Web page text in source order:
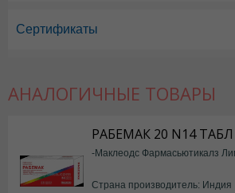
Сертификаты
АНАЛОГИЧНЫЕ ТОВАРЫ
РАБЕМАК 20 N14
-Маклеодс Фармасьютикалз
Страна производитель: Индия